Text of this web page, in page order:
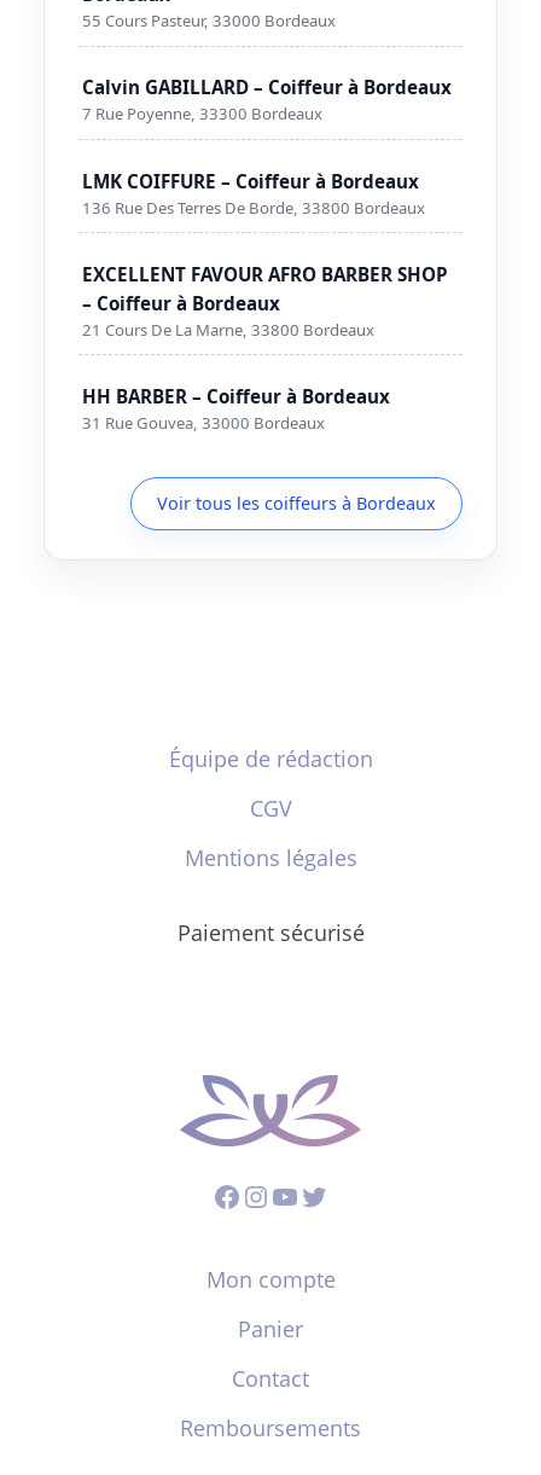
55 Cours Pasteur, 33000 Bordeaux
Calvin GABILLARD – Coiffeur à Bordeaux
7 Rue Poyenne, 33300 Bordeaux
LMK COIFFURE – Coiffeur à Bordeaux
136 Rue Des Terres De Borde, 33800 Bordeaux
EXCELLENT FAVOUR AFRO BARBER SHOP
– Coiffeur à Bordeaux
21 Cours De La Marne, 33800 Bordeaux
HH BARBER – Coiffeur à Bordeaux
31 Rue Gouvea, 33000 Bordeaux
Voir tous les coiffeurs à Bordeaux
Équipe de rédaction
CGV
Mentions légales
Paiement sécurisé
Facebook
Instagram
YouTube
Twitter
Mon compte
Panier
Contact
Remboursements